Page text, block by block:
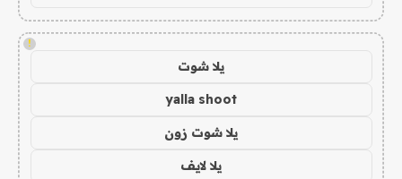
!
يلا شوت
yalla shoot
يلا شوت زون
يلا لايف